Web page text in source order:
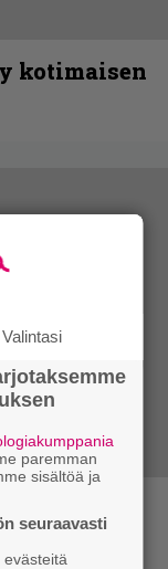
kotimaisen
–
Valintasi
paremman
sisältöä ja
seuraavasti